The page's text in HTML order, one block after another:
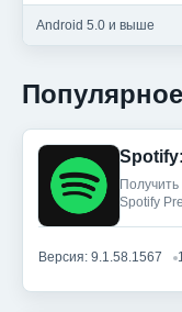
Android 5.0 и выше
Популярное
Spotify
Версия: 9.1.58.1567